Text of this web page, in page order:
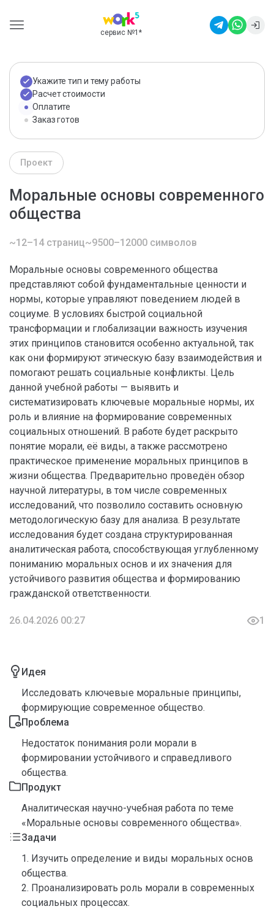
сервис №1 *
Укажите тип и тему работы
Расчет стоимости
Оплатите
Заказ готов
Проект
Моральные основы современного
общества
~12–14 страниц~9500–12000 символов
Моральные основы современного общества
представляют собой фундаментальные ценности и
нормы, которые управляют поведением людей в
социуме. В условиях быстрой социальной
трансформации и глобализации важность изучения
этих принципов становится особенно актуальной, так
как они формируют этическую базу взаимодействия и
помогают решать социальные конфликты. Цель
данной учебной работы — выявить и
систематизировать ключевые моральные нормы, их
роль и влияние на формирование современных
социальных отношений. В работе будет раскрыто
понятие морали, её виды, а также рассмотрено
практическое применение моральных принципов в
жизни общества. Предварительно проведён обзор
научной литературы, в том числе современных
исследований, что позволило составить основную
методологическую базу для анализа. В результате
исследования будет создана структурированная
аналитическая работа, способствующая углубленному
пониманию моральных основ и их значения для
устойчивого развития общества и формированию
гражданской ответственности.
26.04.2026 00:27 1
Идея
Исследовать ключевые моральные принципы,
формирующие современное общество.
Проблема
Недостаток понимания роли морали в
формировании устойчивого и справедливого
общества.
Продукт
Аналитическая научно-учебная работа по теме
«Моральные основы современного общества».
Задачи
1. Изучить определение и виды моральных основ
общества.
2. Проанализировать роль морали в современных
социальных процессах.